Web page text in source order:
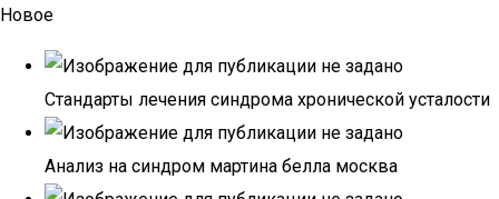
Новое
Стандарты лечения синдрома хронической усталости
Анализ на синдром мартина белла москва